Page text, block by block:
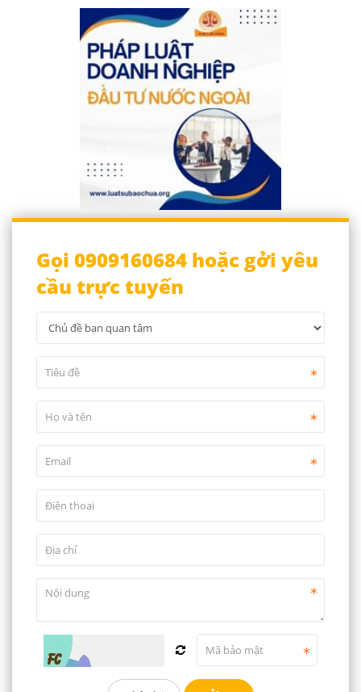
Gọi 0909160684 hoặc gởi yêu
cầu trực tuyến